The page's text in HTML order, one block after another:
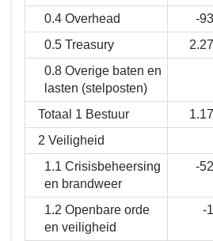
toelichting
Kapitaallasten
programma
taakveld
0.4 Overhead
-
0.5 Treasury
0.8 Overige baten en
lasten (stelposten)
Totaal 1 Bestuur
2 Veiligheid
1.1 Crisisbeheersing
en brandweer
-
1.2 Openbare orde
en veiligheid
-